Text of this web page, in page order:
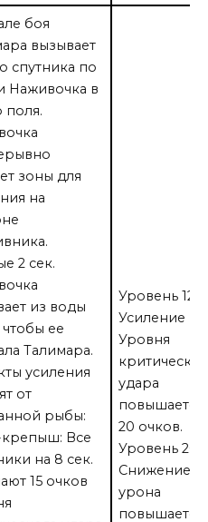
боя
вызывает
спутника по
Наживочка в
поля.
зоны для
на
2 сек.
из воды
ее
Талимара.
усиления
от
рыбы:
Все
на 8 сек.
15 очков
Уровень 121:
Усиление
Уровня
удара
повышается
20 очков.
Уровень 201:
Снижение
урона
повышается